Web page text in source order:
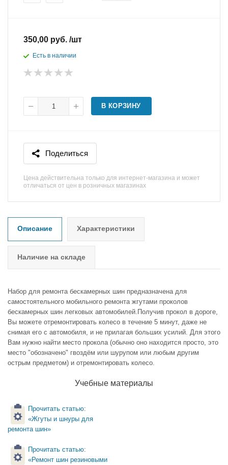
350,00 руб. /шт
Есть в наличии
В КОРЗИНУ
Поделиться
Цена действительна только для интернет-магазина и может
отличаться от цен в розничных магазинах
Описание Характеристики
Наличие на складе
Набор для ремонта бескамерных шин предназначена для
самостоятельного мобильного ремонта жгутами проколов
бескамерных шин легковых автомобилей.Получив прокол в дороге,
Вы можете отремонтировать колесо в течение 5 минут, даже не
снимая его с автомобиля, и не прилагая больших усилий. Для этого
Вам нужно найти место прокола (обычно оно находится просто, это
место "обозначено" гвоздём или шурупом или любым другим
острым предметом) и отремонтировать колесо.
Учебные материалы
Прочитать статью:
«Жгуты и шнуры для
ремонта шин»
Прочитать статью:
«Ремонт шин резиновыми